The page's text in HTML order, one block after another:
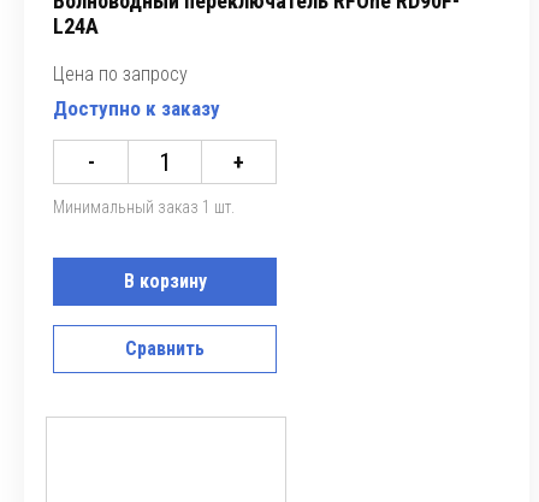
L24A
Цена по запросу
Доступно к заказу
- +
Минимальный заказ 1 шт.
В корзину
Сравнить